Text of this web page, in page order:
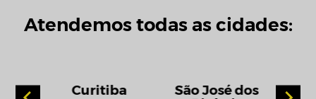
Atendemos todas as cidades:
Curitiba
São José dos